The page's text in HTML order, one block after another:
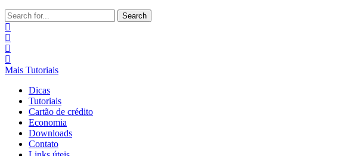
Search
for:
Mais Tutoriais
Dicas
Tutoriais
Cartão de crédito
Economia
Downloads
Contato